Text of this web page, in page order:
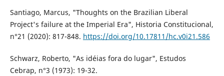
Santiago, Marcus, "Thoughts on the Brazilian Liberal
Project's failure at the Imperial Era", Historia Constitucional,
n°21 (2020): 817-848. https://doi.org/10.17811/hc.v0i21.586
Schwarz, Roberto, "As idéias fora do lugar", Estudos
Cebrap, n°3 (1973): 19-32.